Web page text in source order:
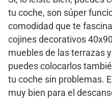
tu coche, son súper
comodidad que te
cojines decorativos
muebles de las terrazas
puedes colocarlos
tu coche sin problemas.
muy bien para el